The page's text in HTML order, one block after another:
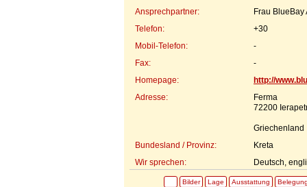
Ansprechpartner:
Frau BlueBay
Telefon:
+30
Mobil-Telefon:
-
Fax:
-
Homepage:
http://
Adresse:
Ferma
72200
Griechenland
Bundesland / Provinz:
Kreta
Wir sprechen:
Deutsch,
Bilder Lage Ausstattung